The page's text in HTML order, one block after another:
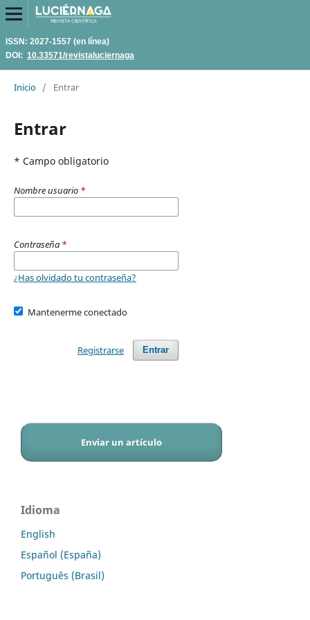
ISSN: 2027-1557 (en línea)
DOI: 10.33571/revistaluciernaga
Inicio / Entrar
Entrar
* Campo obligatorio
Nombre usuario *
Contraseña *
¿Has olvidado tu contraseña?
Mantenerme conectado
Entrar
Registrarse
Enviar un artículo
Idioma
English
Español (España)
Português (Brasil)